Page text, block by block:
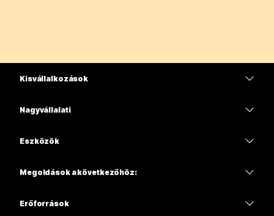
Kisvállalkozások
Calling
Nagyvállalati
Eszközök
Megoldások a következőhöz:
Erőforrások